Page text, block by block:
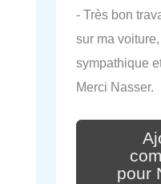
- Très bon
sur ma
sympathique
Merci Nasser.
pour